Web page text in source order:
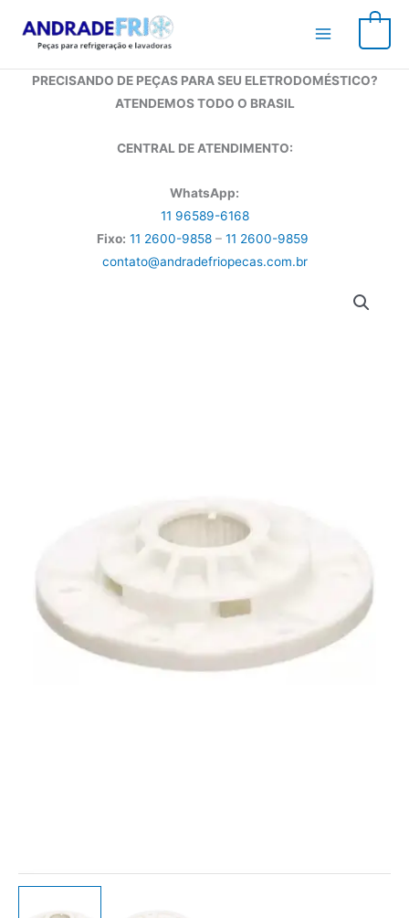
para
conteúdo
PRECISANDO DE PEÇAS PARA SEU ELETRODOMÉSTICO?
ATENDEMOS TODO O BRASIL
CENTRAL DE ATENDIMENTO:
WhatsApp:
11 96589-6168
Fixo: 11 2600-9858 – 11 2600-9859
contato@andradefriopecas.com.br